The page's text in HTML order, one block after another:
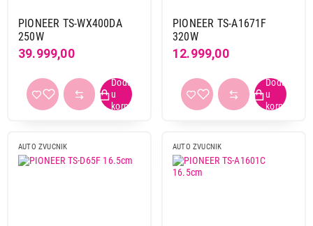
PIONEER TS-WX400DA
250W
39.999,00
PIONEER TS-A1671F
320W
12.999,00
AUTO ZVUCNIK AUTO ZVUCNIK